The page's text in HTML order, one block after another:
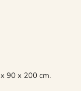
90 x 200 cm.